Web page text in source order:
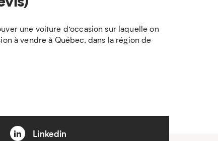
une voiture d’occasion sur laquelle on
à vendre à Québec, dans la région de
Linkedin